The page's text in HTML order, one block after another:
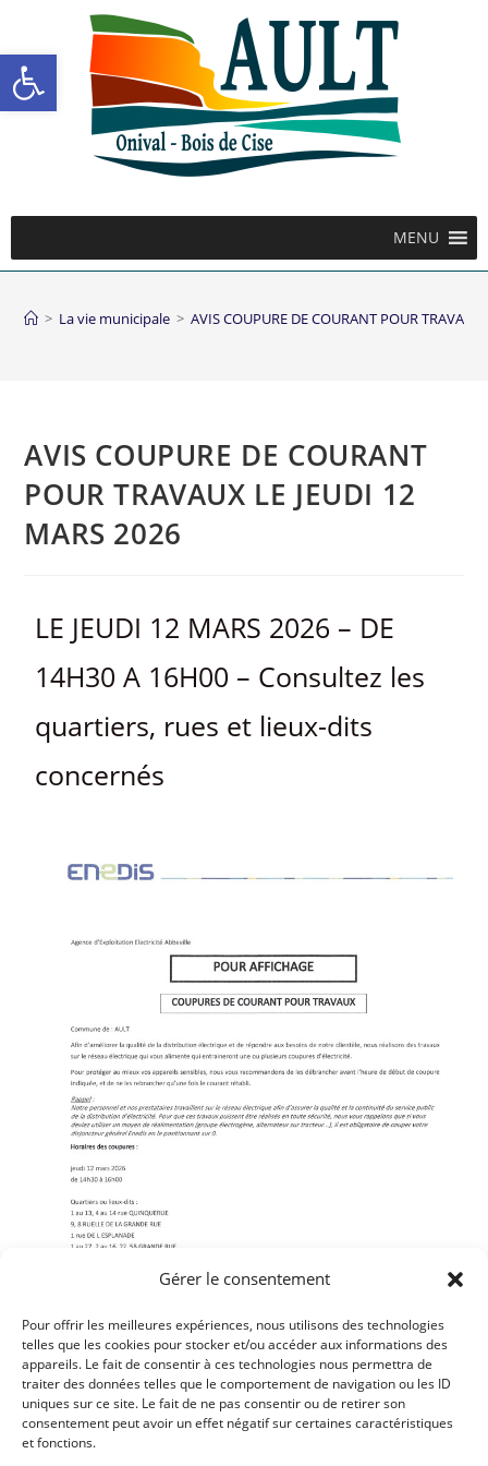
Ouvrir la barre d’outils
Gérer le consentement
Pour offrir les meilleures expériences, nous utilisons des technologies
telles que les cookies pour stocker et/ou accéder aux informations des
appareils. Le fait de consentir à ces technologies nous permettra de
traiter des données telles que le comportement de navigation ou les ID
uniques sur ce site. Le fait de ne pas consentir ou de retirer son
consentement peut avoir un effet négatif sur certaines caractéristiques
et fonctions.
MENU
> La vie municipale > AVIS COUPURE DE COURANT POUR
AVIS COUPURE DE COURANT
POUR TRAVAUX LE JEUDI 12
MARS 2026
LE JEUDI 12 MARS 2026 – DE
14H30 A 16H00 – Consultez les
quartiers, rues et lieux-dits
concernés
Article précédent
ELECTIONS – LA CARTE ELECTORALE EN COURS DE
DISTRIBUTION